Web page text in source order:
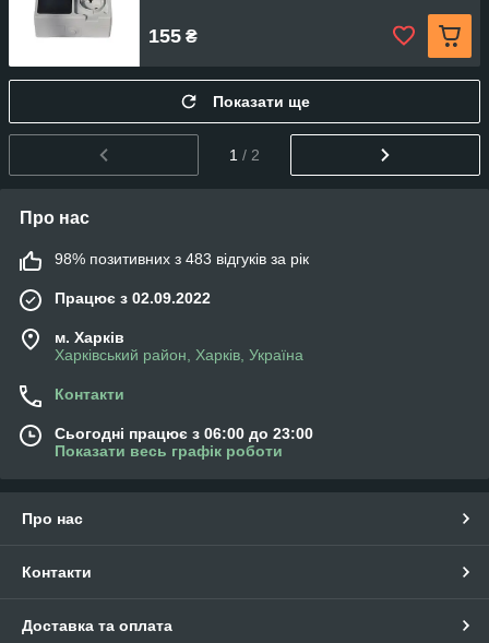
155 ₴
Показати ще
1 / 2
Про нас
98% позитивних з 483 відгуків за рік
Працює з 02.09.2022
м. Харків
Харківський район, Харків, Україна
Контакти
Сьогодні працює з 06:00 до 23:00
Показати весь графік роботи
Про нас
Контакти
Доставка та оплата